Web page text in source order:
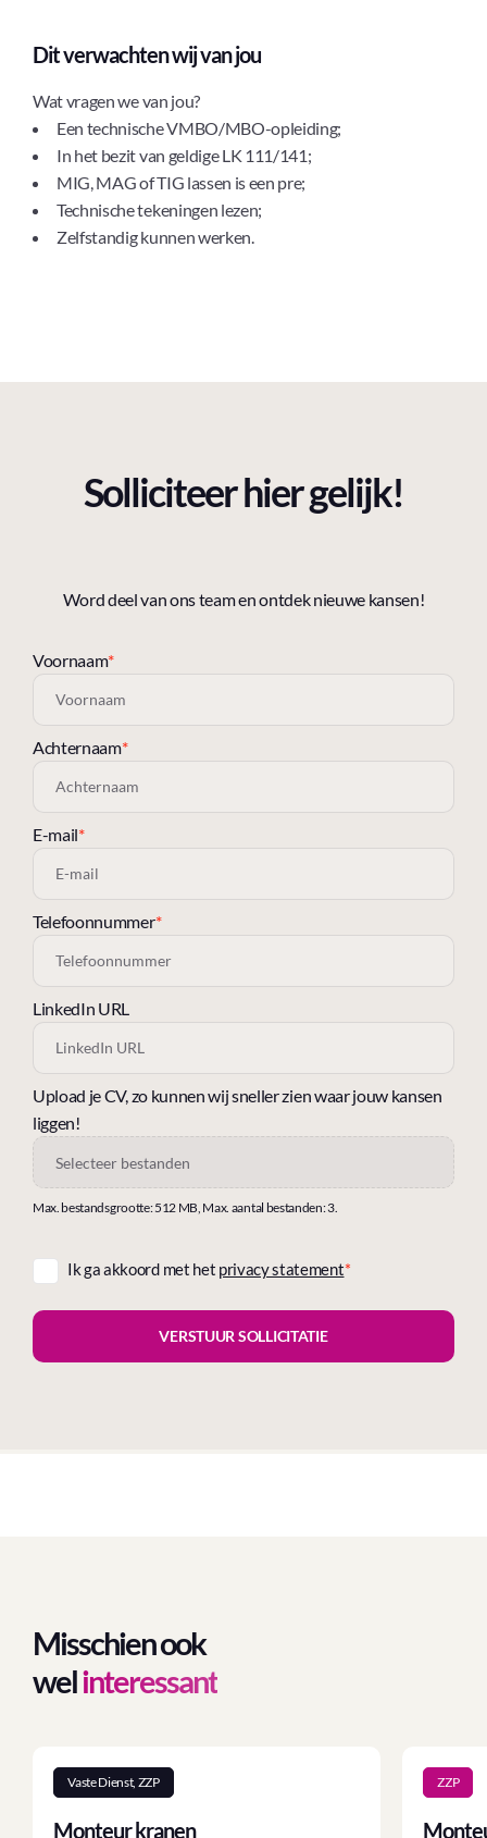
Dit verwachten wij van jou
Wat vragen we van jou?
Een technische VMBO/MBO-opleiding;
In het bezit van geldige LK 111/141;
MIG, MAG of TIG lassen is een pre;
Technische tekeningen lezen;
Zelfstandig kunnen werken.
Solliciteer hier gelijk!
Word deel van ons team en ontdek nieuwe kansen!
Voornaam*
Achternaam*
E-mail*
Telefoonnummer*
LinkedIn URL
Upload je CV, zo kunnen wij sneller zien waar jouw kansen
liggen!
Selecteer bestanden
Max. bestandsgrootte: 512 MB, Max. aantal bestanden: 3.
Consent*
Ik ga akkoord met het privacy statement*
VERSTUUR SOLLICITATIE
Misschien ook
welinteressant
Vaste Dienst, ZZP
Monteur kranen
ZZP